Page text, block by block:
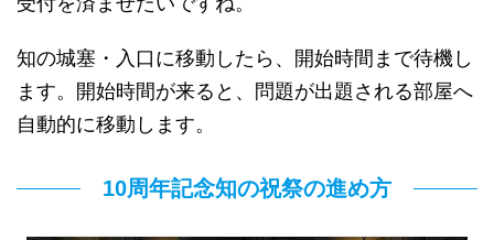
知の城塞・入口に移動したら、開始時間まで待機し
ます。開始時間が来ると、問題が出題される部屋へ
自動的に移動します。
10周年記念知の祝祭の進め方